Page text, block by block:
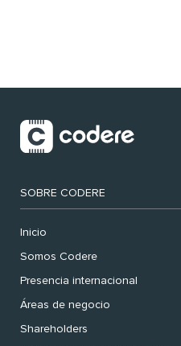
SOBRE CODERE
Inicio
Somos Codere
Presencia internacional
Áreas de negocio
Shareholders